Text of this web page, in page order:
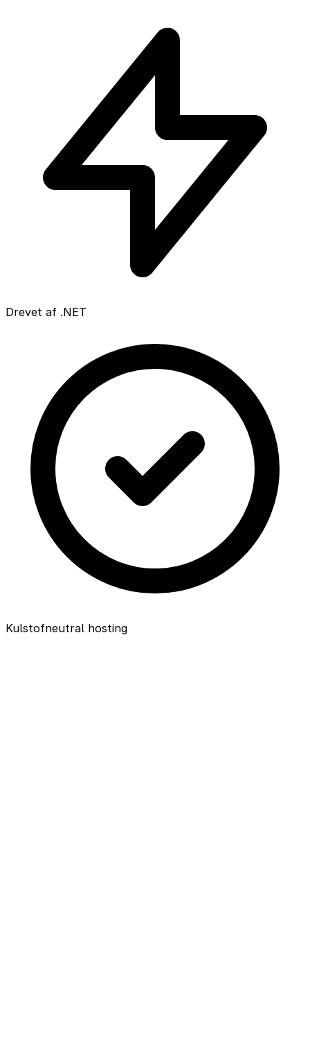
Drevet af .NET
Kulstofneutral hosting